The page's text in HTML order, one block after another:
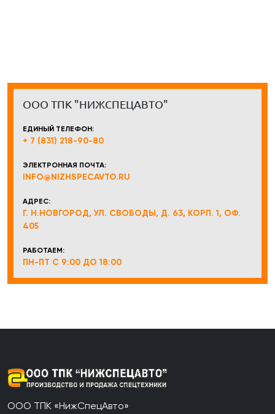
ООО ТПК "НИЖСПЕЦАВТО"
ЕДИНЫЙ ТЕЛЕФОН:
+ 7 (831) 218-90-80
ЭЛЕКТРОННАЯ ПОЧТА:
INFO@NIZHSPECAVTO.RU
АДРЕС:
Г. Н.НОВГОРОД, УЛ. СВОБОДЫ, Д. 63, КОРП. 1, ОФ.
405
РАБОТАЕМ:
ПН-ПТ С 9:00 ДО 18:00
ООО ТПК «НижСпецАвто»